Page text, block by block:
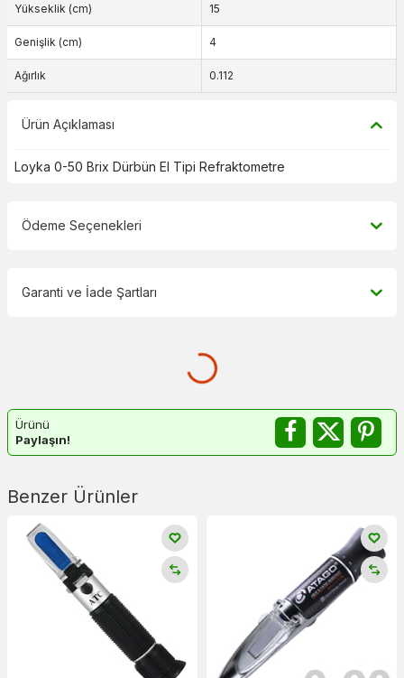
Yükseklik (cm) 15
Genişlik (cm) 4
Ağırlık 0.112
Ürün Açıklaması
Loyka 0-50 Brix Dürbün El Tipi Refraktometre
Ödeme Seçenekleri
Garanti ve İade Şartları
Ürünü
Paylaşın!
Benzer Ürünler